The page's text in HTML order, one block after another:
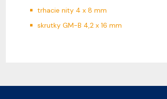
trhacie nity 4 x 8 mm
skrutky GM-B 4,2 x 16 mm